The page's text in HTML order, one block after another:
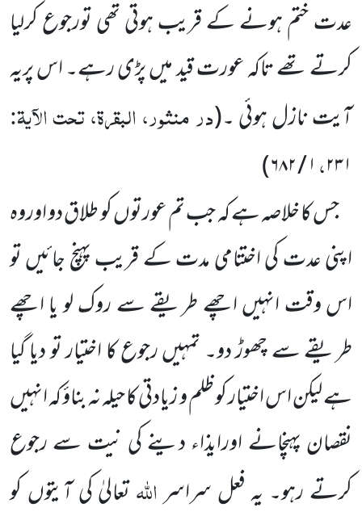
عدت ختم ہونے کے قریب ہوتی تھی تورجوع کرلیا
کرتے تھے تاکہ عورت قید میں پڑی رہے۔ اس پریہ
آیت نازل ہوئی ۔(در منثور، البقرۃ، تحت الآیۃ:
۲۳۱،۱/۶۸۲)
جس کا خلاصہ ہے کہ جب تم عورتوں کو طلاق دو اوروہ
اپنی عدت کی اختتامی مدت کےقریب پہنچ جائیں تو
اس وقت انہیں اچھے طریقے سے روک لو یا اچھے
طریقے سے چھوڑ دو۔ تمہیں رجوع کا اختیار تو دیا گیا
ہے لیکن اس اختیار کو ظلم و زیادتی کا حیلہ نہ بناؤ کہ انہیں
نقصان پہنچانے اورایذاء دینے کی نیت سے رجوع
کرتے رہو۔ یہ فعل سراسراللہتعالیٰ کی آیتوں کو